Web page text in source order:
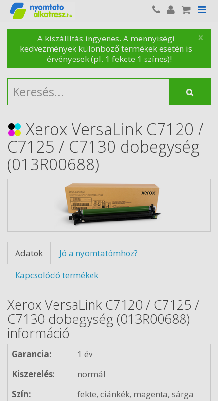
×
A kiszállítás ingyenes. A mennyiségi
kedvezmények különböző termékek esetén is
érvényesek (pl. 1 fekete 1 színes)!
Xerox VersaLink C7120 /
C7125 / C7130 dobegység
(013R00688)
Adatok
Jó a nyomtatómhoz?
Kapcsolódó termékek
Xerox VersaLink C7120 / C7125 /
C7130 dobegység (013R00688)
információ
Garancia:
1 év
Kiszerelés:
normál
Szín:
fekte, ciánkék, magenta, sárga